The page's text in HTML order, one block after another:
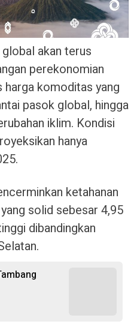
akan terus
perekonomian
komoditas yang
pasok global, hingga
iklim. Kondisi
hanya
ketahanan
solid sebesar 4,95
dibandingkan